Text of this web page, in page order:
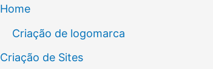
Home
Criação de logomarca
Criação de Sites